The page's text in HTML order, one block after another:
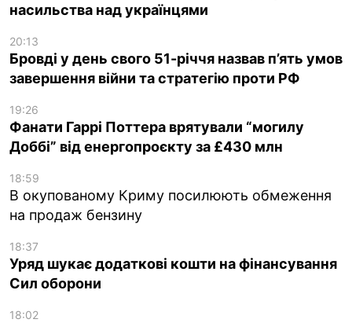
насильства над українцями
20:13
Бровді у день свого 51-річчя назвав п’ять умов
завершення війни та стратегію проти РФ
19:26
Фанати Гаррі Поттера врятували “могилу
Доббі” від енергопроєкту за £430 млн
18:59
В окупованому Криму посилюють обмеження
на продаж бензину
18:37
Уряд шукає додаткові кошти на фінансування
Сил оборони
18:02